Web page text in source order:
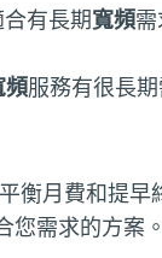
有長期寬頻
頻服務有很長
衡月費和提早
您需求的方案。